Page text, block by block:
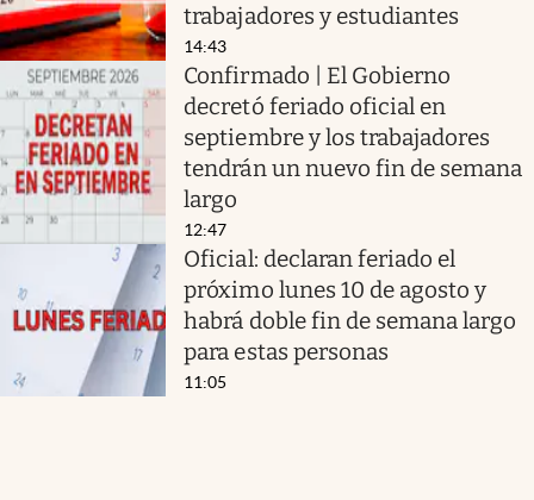
trabajadores y estudiantes
14:43
Confirmado | El Gobierno
decretó feriado oficial en
septiembre y los trabajadores
tendrán un nuevo fin de semana
largo
12:47
Oficial: declaran feriado el
próximo lunes 10 de agosto y
habrá doble fin de semana largo
para estas personas
11:05